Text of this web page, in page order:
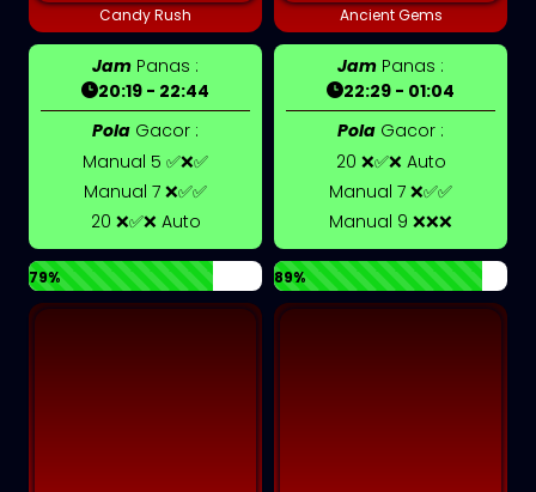
Candy Rush
Jam Panas :
20:19 - 22:44
Pola Gacor :
Manual 5 ✅❌✅
Manual 7 ❌✅✅
20 ❌✅❌ Auto
79%
Ancient Gems
Jam Panas :
22:29 - 01:04
Pola Gacor :
20 ❌✅❌ Auto
Manual 7 ❌✅✅
Manual 9 ❌❌❌
89%